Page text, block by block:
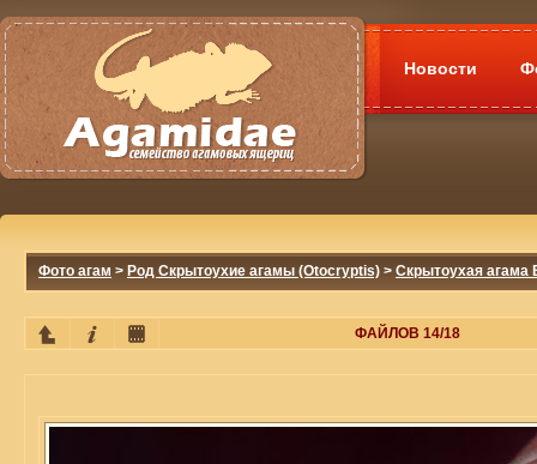
Новости
Фото агам > Род Скрытоухие агамы (Otocryptis) > Скрытоухая агама
ФАЙЛОВ 14/18